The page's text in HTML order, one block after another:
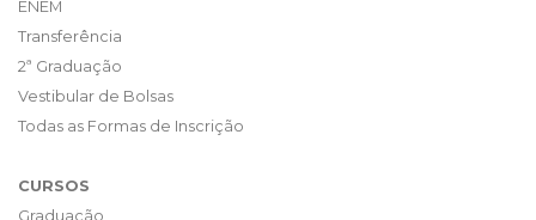
ENEM
Transferência
2ª Graduação
Vestibular de Bolsas
Todas as Formas de Inscrição
CURSOS
Graduação